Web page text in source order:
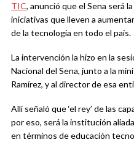
TIC, anunció que el Sena será
iniciativas que lleven a
de la tecnología en todo el país.
La intervención la hizo en la
Nacional del Sena, junto a la
Ramírez, y al director de esa
Allí señaló que ‘el rey’ de las
por eso, será la institución
en términos de educación